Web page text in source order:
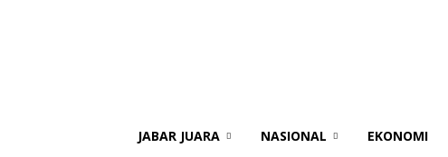
JABAR JUARA NASIONAL EKONOMI